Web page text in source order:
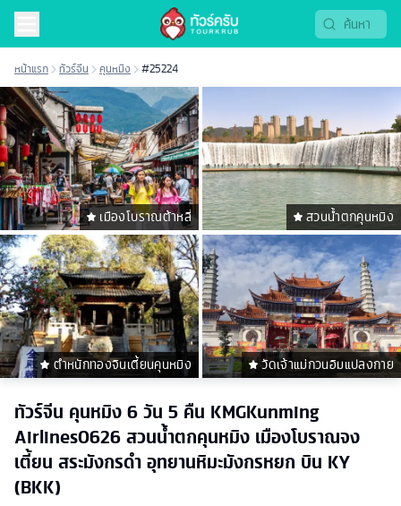
หน้าแรก ทัวร์จีน คุนหมิง #25224
เมืองโบราณต้าหลี่ สวนน้ำตกคุนหมิง
ตำหนักทองจินเตี้ยนคุนหมิง วัดเจ้าแม่กวนอิมแปลงกาย
ทัวร์จีน คุนหมิง 6 วัน 5 คืน KMGKunming
Airlines0626 สวนน้ำตกคุนหมิง เมืองโบราณจง
เตี้ยน สระมังกรดำ อุทยานหิมะมังกรหยก บิน KY
(BKK)